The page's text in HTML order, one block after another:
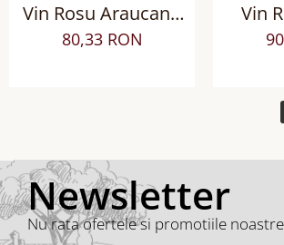
Vin Rosu Araucano
Reserva Carmenere,
Sec
80,33 RON
Vin
Newsletter
Nu rata ofertele si promotiile noastre